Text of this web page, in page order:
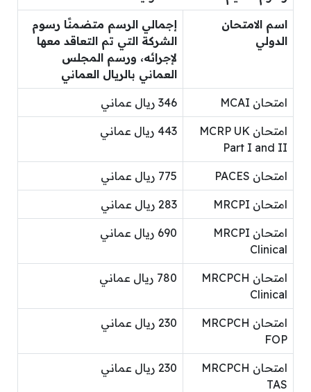
اسم الامتحان
الدولي
إجمالي الرسم متضمنًا رسوم
الشركة التي تم التعاقد معها
لإجرائه، ورسم المجلس
العماني بالريال العماني
امتحان MCAI 346 ريال عماني
امتحان MCRP UK
Part I and II
443 ريال عماني
امتحان PACES 775 ريال عماني
امتحان MRCPI 283 ريال عماني
امتحان MRCPI
Clinical
690 ريال عماني
امتحان MRCPCH
Clinical
780 ريال عماني
امتحان MRCPCH
FOP
230 ريال عماني
امتحان MRCPCH
TAS
230 ريال عماني